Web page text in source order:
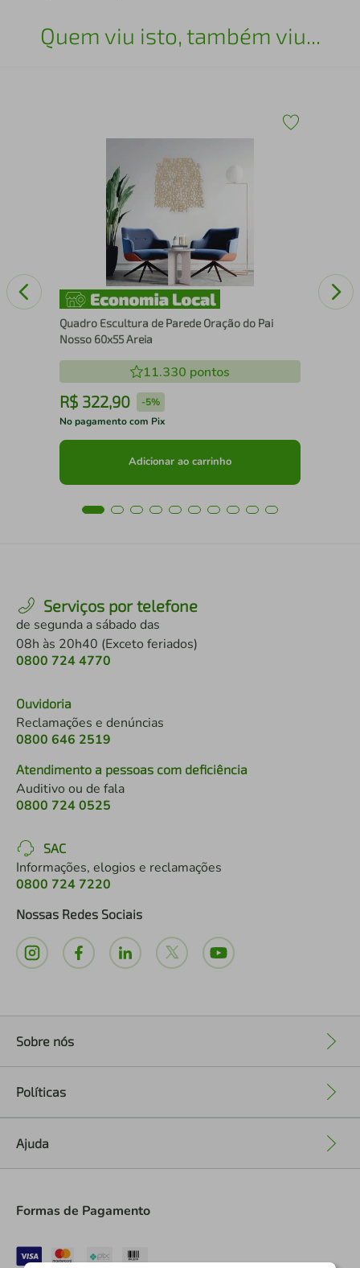
Quem viu isto, também viu...
Quadro Escultura de Parede Oração do Pai
Nosso 60x55 Areia
11.330 pontos
R$ 322,90 -5%
No pagamento com Pix
Adicionar ao carrinho
Serviços por telefone
de segunda a sábado das
08h às 20h40 (Exceto feriados)
0800 724 4770
Ouvidoria
Reclamações e denúncias
0800 646 2519
Atendimento a pessoas com deficiência
Auditivo ou de fala
0800 724 0525
SAC
Informações, elogios e reclamações
0800 724 7220
Nossas Redes Sociais
Sobre nós
Políticas
Ajuda
Formas de Pagamento